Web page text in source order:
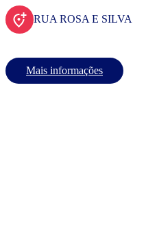
RUA ROSA E SILVA
Mais informações